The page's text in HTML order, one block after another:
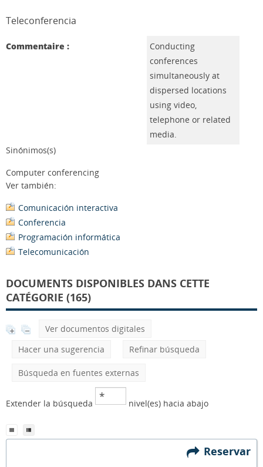
Teleconferencia
Commentaire :
Conducting
conferences
simultaneously at
dispersed locations
using video,
telephone or related
media.
Sinónimos(s)
Computer conferencing
Ver también:
Comunicación interactiva
Conferencia
Programación informática
Telecomunicación
DOCUMENTS DISPONIBLES DANS CETTE
CATÉGORIE (165)
Ver documentos digitales
Hacer una sugerencia
Refinar búsqueda
Búsqueda en fuentes externas
Extender la búsqueda nivel(es) hacia abajo
Reservar